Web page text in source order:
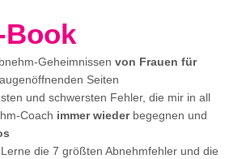
Book
Geheimnissen von Frauen für
Seiten
und schwersten Fehler, die mir in all
Coach immer wiederbegegnen und
die 7 größten Abnehmfehler und die